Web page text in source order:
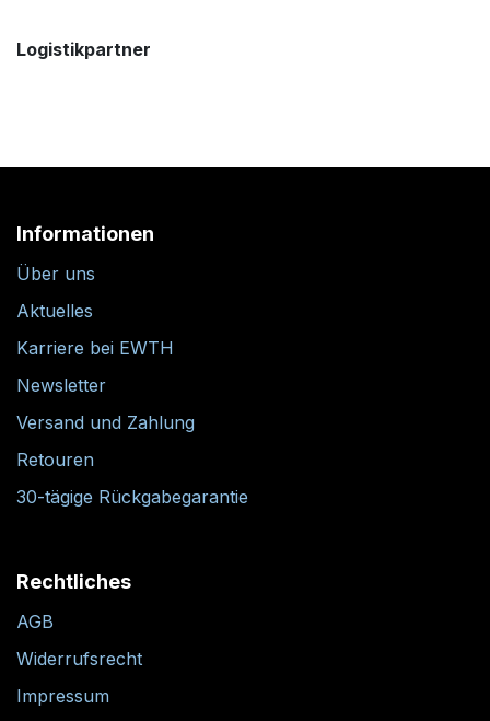
Logistikpartner
Informationen
Über uns
Aktuelles
Karriere bei EWTH
Newsletter
Versand und Zahlung
Retouren
30-tägige Rückgabegarantie
Rechtliches
AGB
Widerrufsrecht
Impressum